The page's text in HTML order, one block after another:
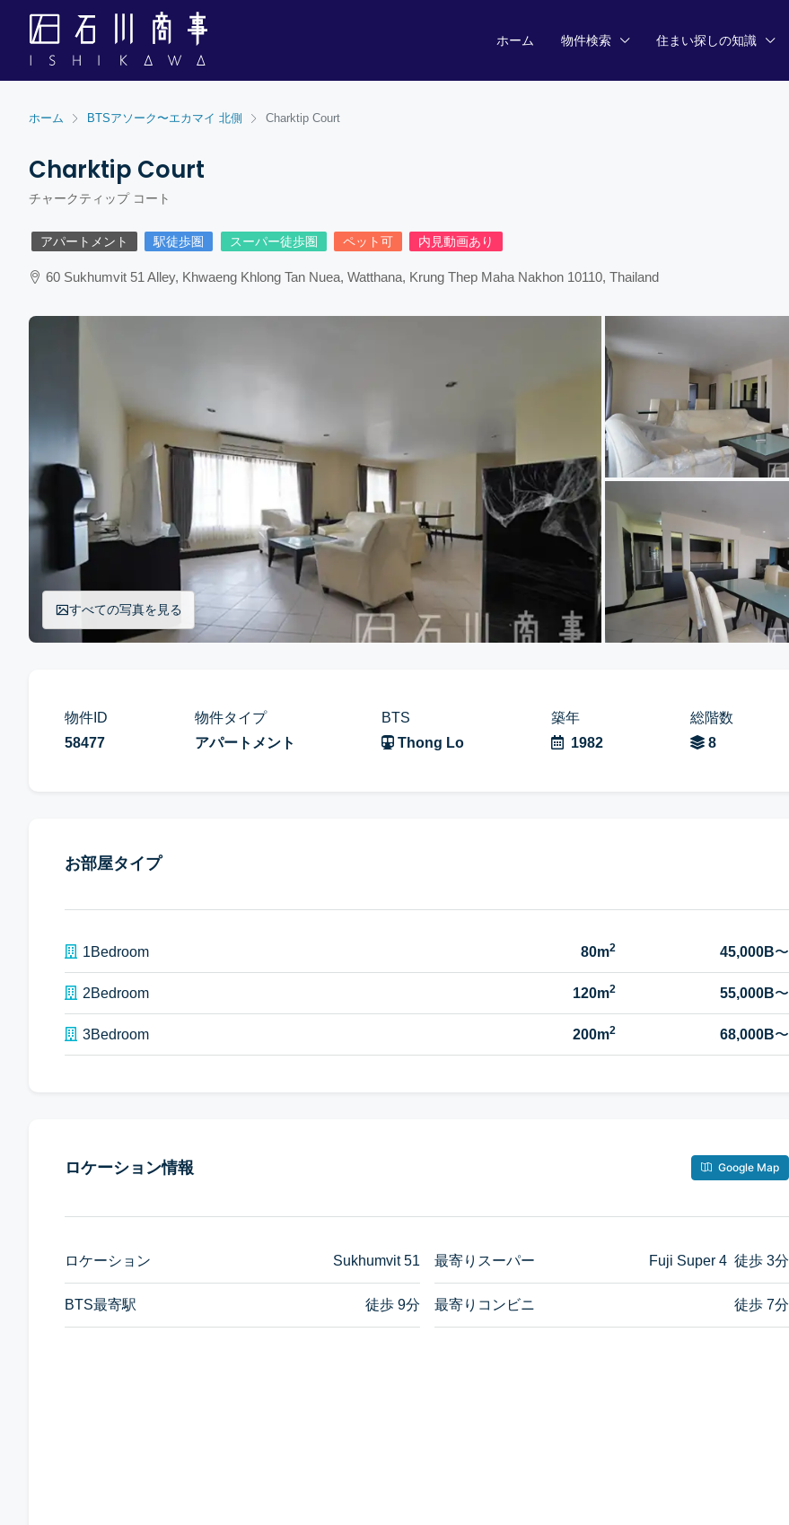
ホーム 物件検索 住まい探しの知識
ホーム BTSアソーク〜エカマイ 北側 Charktip Court
Charktip Court
チャークティップ コート
アパートメント 駅徒歩圏 スーパー徒歩圏 ペット可 内見動画あり
60 Sukhumvit 51 Alley, Khwaeng Khlong Tan Nuea, Watthana, Krung Thep Maha Nakhon 10110, Thailand
すべての写真を見る
物件ID
58477
物件タイプ
アパートメント
BTS
Thong Lo
築年
1982
総階数
8
お部屋タイプ
1Bedroom 80m2 45,000B〜
2Bedroom 120m2 55,000B〜
3Bedroom 200m2 68,000B〜
ロケーション情報 Google Map
ロケーション Sukhumvit 51
BTS最寄駅 徒歩 9分
最寄りスーパー Fuji Super 4 徒歩 3分
最寄りコンビニ 徒歩 7分